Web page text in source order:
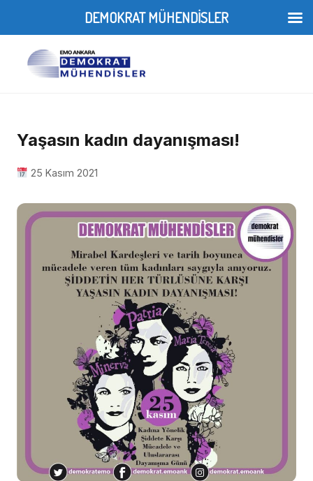
Yaşasın kadın dayanışması!
25 Kasım 2021
DEMOKRAT MÜHENDİSLER